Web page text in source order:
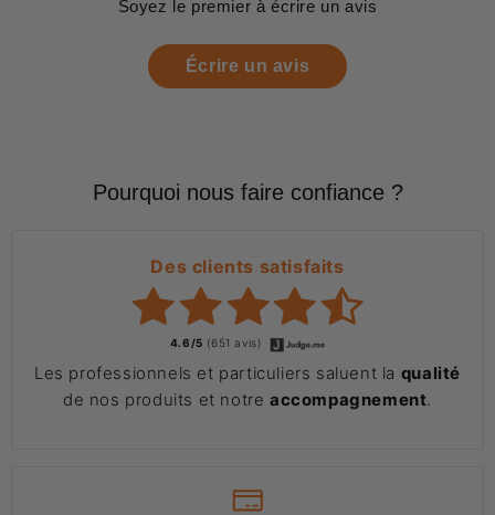
Soyez le premier à écrire un avis
Écrire un avis
Pourquoi nous faire confiance ?
Des clients satisfaits
4.6/5 (651 avis)
Les professionnels et particuliers saluent la qualité
de nos produits et notre accompagnement